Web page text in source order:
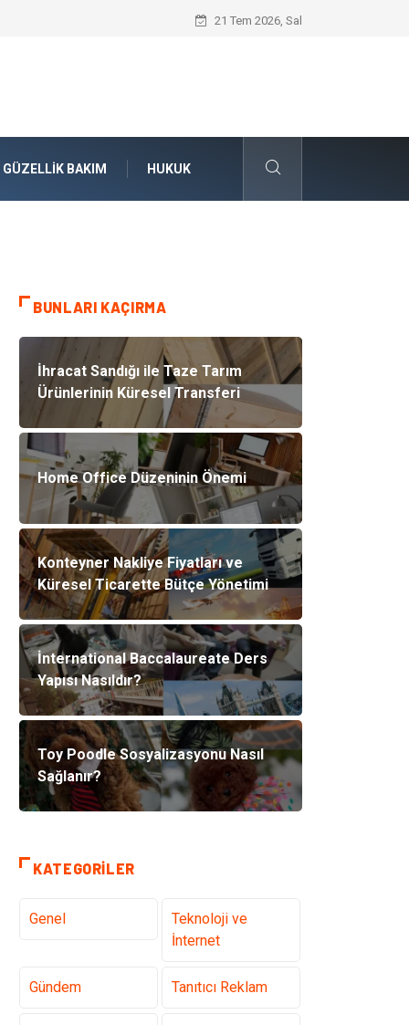
İnternational Baccalaureate Ders Yapısı
21 Tem 2026, Sal
GÜZELLIK BAKIM HUKUK
BUNLARI KAÇIRMA
İhracat Sandığı ile Taze Tarım
Ürünlerinin Küresel Transferi
Home Office Düzeninin Önemi
Konteyner Nakliye Fiyatları ve
Küresel Ticarette Bütçe Yönetimi
İnternational Baccalaureate Ders
Yapısı Nasıldır?
Toy Poodle Sosyalizasyonu Nasıl
Sağlanır?
KATEGORILER
Genel
Teknoloji ve
İnternet
Gündem Tanıtıcı Reklam